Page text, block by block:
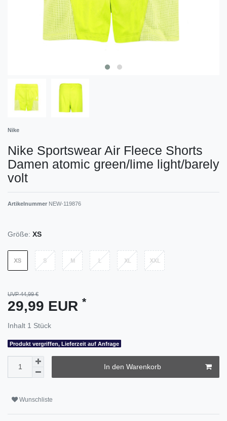
Nike
Nike Sportswear Air Fleece Shorts
Damen atomic green/lime light/barely
volt
Artikelnummer NEW-119876
Größe: XS
UVP 44,99 €
29,99 EUR *
Inhalt 1 Stück
Produkt vergriffen, Lieferzeit auf Anfrage
In den Warenkorb
Wunschliste